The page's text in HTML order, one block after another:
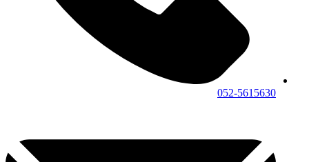
052-5615630